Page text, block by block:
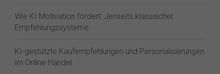
Wie KI Motivation fördert: Jenseits klassischer
Empfehlungssysteme
KI-gestützte Kaufempfehlungen und Personalisierungen
im Online-Handel